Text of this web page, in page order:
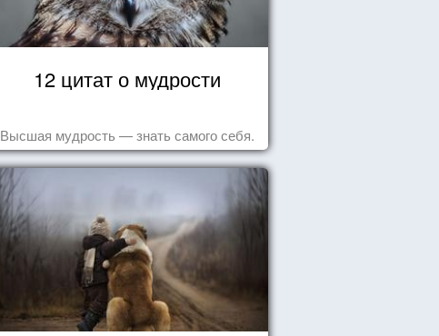
12 цитат о мудрости
Высшая мудрость — знать самого себя.